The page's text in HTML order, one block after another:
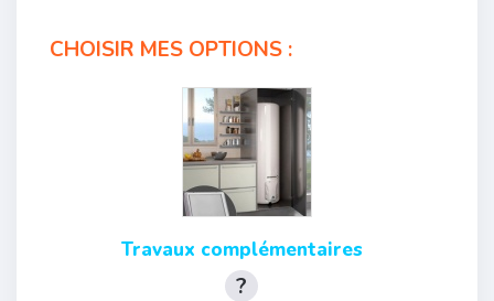
CHOISIR MES OPTIONS :
Travaux complémentaires